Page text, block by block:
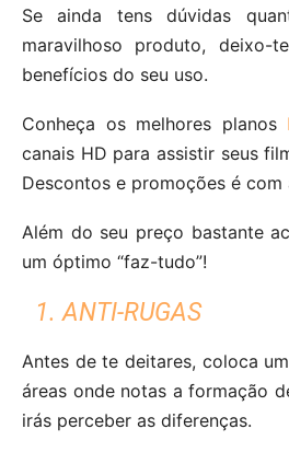
Se ainda tens dúvidas
maravilhoso produto, deixo-
benefícios do seu uso.
Conheça os melhores planos
canais HD para assistir seus
Descontos e promoções é com
Além do seu preço bastante
um óptimo “faz-tudo”!
1. ANTI-RUGAS
Antes de te deitares, coloca
áreas onde notas a formação
irás perceber as diferenças.